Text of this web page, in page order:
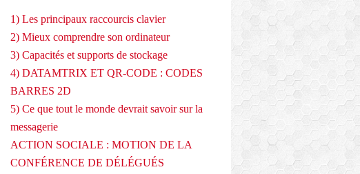
1) Les principaux raccourcis clavier
2) Mieux comprendre son ordinateur
3) Capacités et supports de stockage
4) DATAMTRIX ET QR-CODE : CODES
BARRES 2D
5) Ce que tout le monde devrait savoir sur la
messagerie
ACTION SOCIALE : MOTION DE LA
CONFÉRENCE DE DÉLÉGUÉS